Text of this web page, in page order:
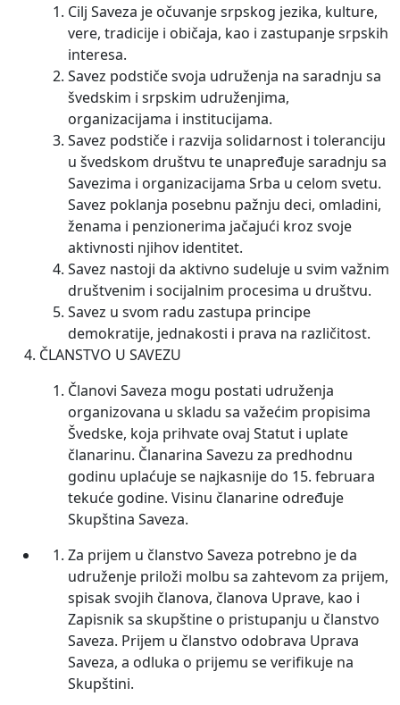
Cilj Saveza je očuvanje srpskog jezika, kulture,
vere, tradicije i običaja, kao i zastupanje srpskih
interesa.
Savez podstiče svoja udruženja na saradnju sa
švedskim i srpskim udruženjima,
organizacijama i institucijama.
Savez podstiče i razvija solidarnost i toleranciju
u švedskom društvu te unapređuje saradnju sa
Savezima i organizacijama Srba u celom svetu.
Savez poklanja posebnu pažnju deci, omladini,
ženama i penzionerima jačajući kroz svoje
aktivnosti njihov identitet.
Savez nastoji da aktivno sudeluje u svim važnim
društvenim i socijalnim procesima u društvu.
Savez u svom radu zastupa principe
demokratije, jednakosti i prava na različitost.
ČLANSTVO U SAVEZU
Članovi Saveza mogu postati udruženja
organizovana u skladu sa važećim propisima
Švedske, koja prihvate ovaj Statut i uplate
članarinu. Članarina Savezu za predhodnu
godinu uplaćuje se najkasnije do 15. februara
tekuće godine. Visinu članarine određuje
Skupština Saveza.
Za prijem u članstvo Saveza potrebno je da
udruženje priloži molbu sa zahtevom za prijem,
spisak svojih članova, članova Uprave, kao i
Zapisnik sa skupštine o pristupanju u članstvo
Saveza. Prijem u članstvo odobrava Uprava
Saveza, a odluka o prijemu se verifikuje na
Skupštini.